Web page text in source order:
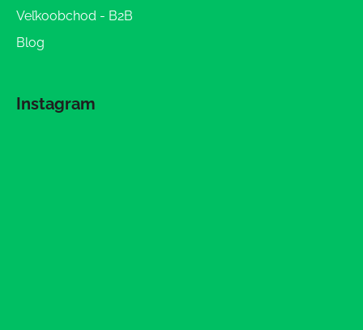
Veľkoobchod - B2B
Blog
Instagram